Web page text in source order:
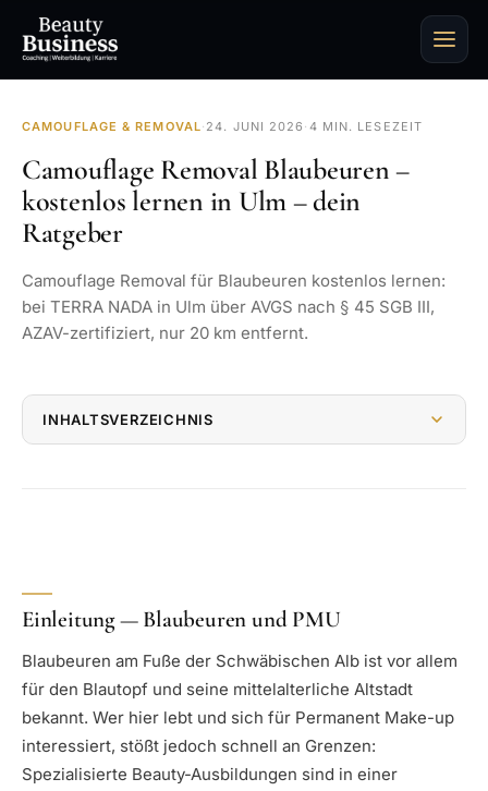
CAMOUFLAGE & REMOVAL· 24. JUNI 2026 · 4 MIN. LESEZEIT
Camouflage Removal Blaubeuren –
kostenlos lernen in Ulm – dein
Ratgeber
Camouflage Removal für Blaubeuren kostenlos lernen:
bei TERRA NADA in Ulm über AVGS nach § 45 SGB III,
AZAV-zertifiziert, nur 20 km entfernt.
INHALTSVERZEICHNIS
Einleitung — Blaubeuren und PMU
Blaubeuren am Fuße der Schwäbischen Alb ist vor allem
für den Blautopf und seine mittelalterliche Altstadt
bekannt. Wer hier lebt und sich für Permanent Make-up
interessiert, stößt jedoch schnell an Grenzen:
Spezialisierte Beauty-Ausbildungen sind in einer